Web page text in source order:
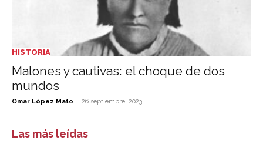
HISTORIA
Malones y cautivas: el choque de dos
mundos
Omar López Mato - 26 septiembre, 2023
Las más leídas